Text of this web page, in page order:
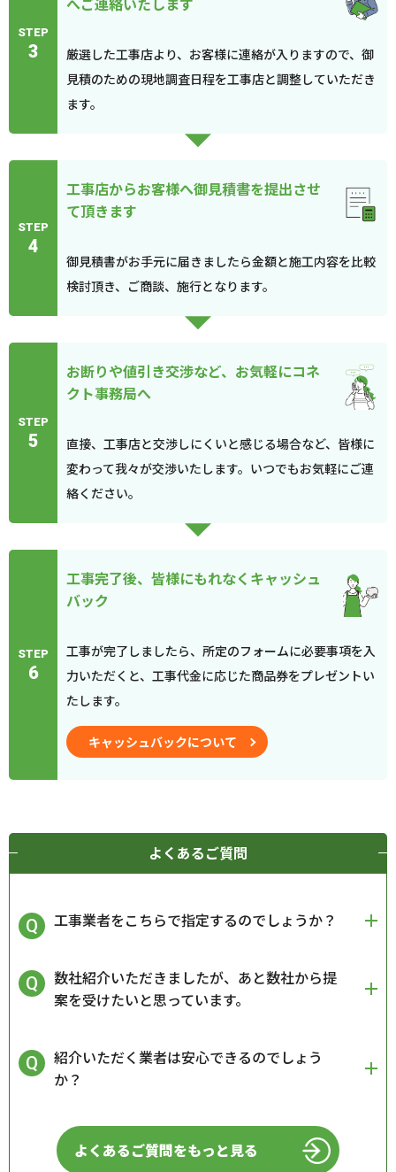
STEP
3
厳選した工事店より、お客様に連絡が入りますので、御
見積のための現地調査日程を工事店と調整していただき
ます。
STEP
4
工事店からお客様へ御見積書を提出させ
て頂きます
御見積書がお手元に届きましたら金額と施工内容を比較
検討頂き、ご商談、施行となります。
STEP
5
お断りや値引き交渉など、お気軽にコネ
クト事務局へ
直接、工事店と交渉しにくいと感じる場合など、皆様に
変わって我々が交渉いたします。いつでもお気軽にご連
絡ください。
STEP
6
工事完了後、皆様にもれなくキャッシュ
バック
工事が完了しましたら、所定のフォームに必要事項を入
力いただくと、工事代金に応じた商品券をプレゼントい
たします。
キャッシュバックについて
よくあるご質問
工事業者をこちらで指定するのでしょうか？
数社紹介いただきましたが、あと数社から提
案を受けたいと思っています。
紹介いただく業者は安心できるのでしょう
か？
よくあるご質問をもっと見る